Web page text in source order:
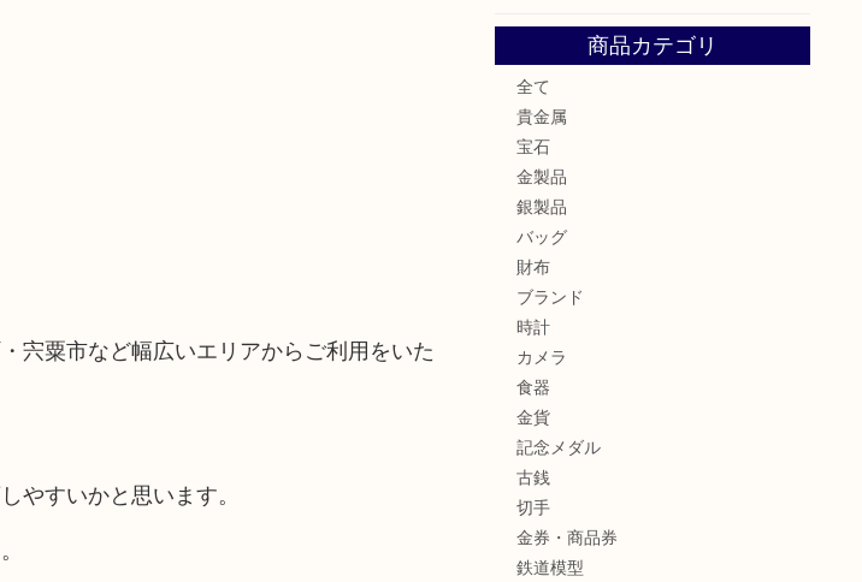
宍粟市など幅広いエリアからご利用をいた
やすいかと思います。
商品カテゴリ
全て
貴金属
宝石
金製品
銀製品
バッグ
財布
ブランド
時計
カメラ
食器
金貨
記念メダル
古銭
切手
金券・商品券
鉄道模型